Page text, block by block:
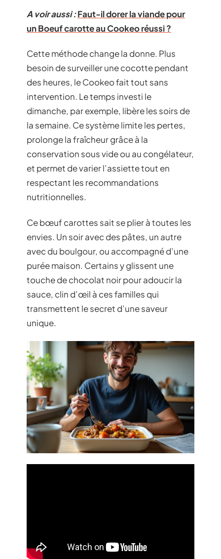
A voir aussi :Faut-il dorer la viande pour
un Boeuf carotte au Cookeo réussi ?
Cette méthode change la donne. Plus
besoin de surveiller une cocotte pendant
des heures, le Cookeo fait tout sans
intervention. Le temps investi le
dimanche, par exemple, libère les soirs de
la semaine. Ce système limite les pertes,
prolonge la fraîcheur grâce à la
conservation sous vide ou au congélateur,
et permet de varier l’assiette tout en
respectant les recommandations
nutritionnelles.
Ce bœuf carottes sait se plier à toutes les
envies. Un soir avec des pâtes, un autre
avec du boulgour, ou accompagné d’une
purée maison. Certains y glissent une
touche de chocolat noir pour adoucir la
sauce, clin d’œil à ces familles qui
transmettent le secret d’une saveur
unique.